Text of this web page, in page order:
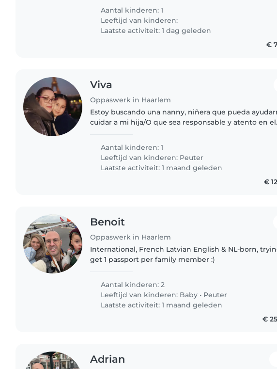
basic dutch..
Aantal kinderen: 1
Leeftijd van kinderen:
Laatste activiteit: 1 dag geleden
€
Viva
Oppaswerk in Haarlem
Estoy buscando una nanny, niñera que pueda
cuidar a mi hija/O que sea responsable y atento en el
necesidades y que sobre..
Aantal kinderen: 1
Leeftijd van kinderen: Peuter
Laatste activiteit: 1 maand geleden
€
Benoit
Oppaswerk in Haarlem
International, French Latvian English & NL-born,
get 1 passport per family member :)
Aantal kinderen: 2
Leeftijd van kinderen: Baby • Peuter
Laatste activiteit: 1 maand geleden
€
Adrian